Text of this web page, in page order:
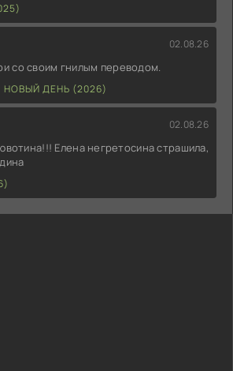
02.08.26
со своим гнилым переводом.
НОВЫЙ ДЕНЬ (2026)
02.08.26
Елена негретосина страшила,